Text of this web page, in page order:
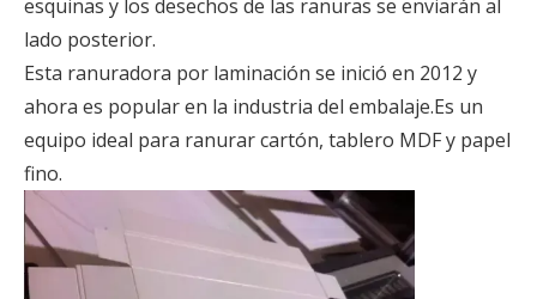
esquinas y los desechos de las ranuras se enviarán al
lado posterior.
Esta ranuradora por laminación se inició en 2012 y
ahora es popular en la industria del embalaje.Es un
equipo ideal para ranurar cartón, tablero MDF y papel
fino.